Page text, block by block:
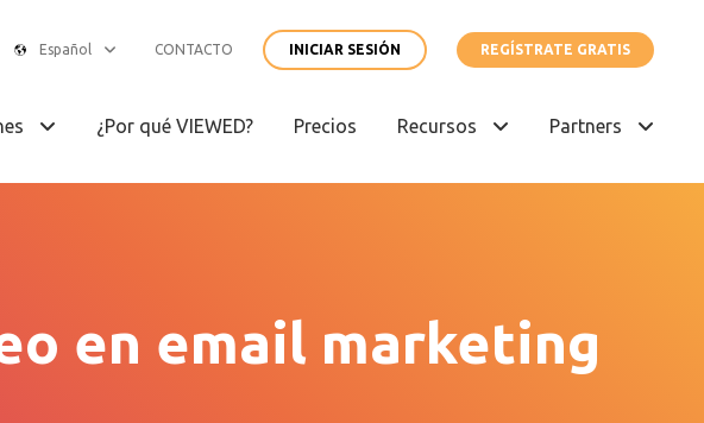
Español CONTACTO INICIAR SESIÓN REGÍSTRATE GRATIS
¿Por qué VIEWED? Precios Recursos Partners
en email marketing